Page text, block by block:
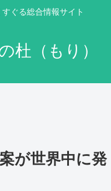
ぐる総合情報サイト
杜（もり）
が世界中に発